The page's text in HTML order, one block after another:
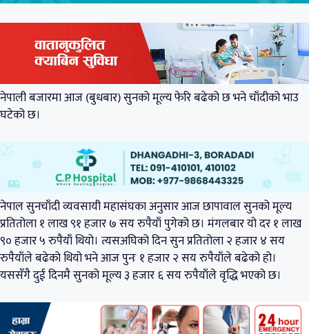
नेपाली बजारमा आज (बुधबार) सुनको मूल्य फेरि बढेको छ भने चाँदीको भाउ
घटेको छ।
नेपाल सुनचाँदी व्यवसायी महासंघका अनुसार आज छापावाल सुनको मूल्य
प्रतितोला १ लाख ९१ हजार ७ सय रुपैयाँ पुगेको छ। मंगलबार यो दर १ लाख
९० हजार ५ रुपैयाँ थियो। त्यसअघिको दिन सुन प्रतितोला २ हजार ४ सय
रुपैयाँले बढेको थियो भने आज पुनः १ हजार २ सय रुपैयाँले बढेको हो।
यससँगै दुई दिनमै सुनको मूल्य ३ हजार ६ सय रुपैयाँले वृद्धि भएको छ।